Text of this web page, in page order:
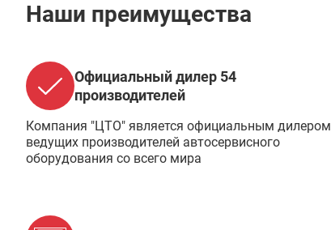
Наши преимущества
Официальный дилер 54
производителей
Компания "ЦТО" является официальным дилером
ведущих производителей автосервисного
оборудования со всего мира